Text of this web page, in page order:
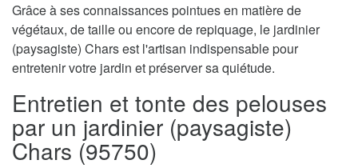
Grâce à ses connaissances pointues en matière de
végétaux, de taille ou encore de repiquage, le jardinier
(paysagiste) Chars est l'artisan indispensable pour
entretenir votre jardin et préserver sa quiétude.
Entretien et tonte des pelouses
par un jardinier (paysagiste)
Chars (95750)